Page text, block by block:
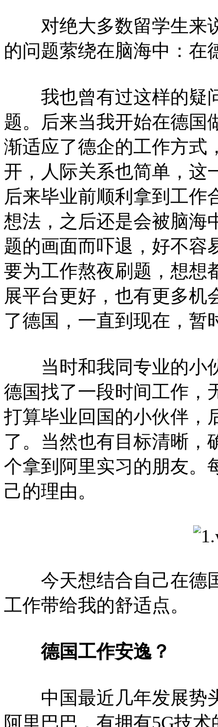
对绝大多数留学生来
的问题萦绕在脑海中：在
我也曾有过这样的疑
题。后来当我开始在德国
渐适应了德企的工作方式
开，人际关系也简单，这
后来毕业前顺利拿到工作
想法，之后还是会被脑海
题的画面而吓退，好不容
要为工作熬夜刷题，想想
展平台更好，也有更多机
了德国，一直到现在，暂
当时和我同专业的小
德国找了一段时间工作，
打算毕业回国的小伙伴，
了。当然也有目标清晰，
个拿到阿里实习的朋友。
己的理由。
今天想结合自己在德
工作带给我的舒适点。
德国工作安逸？
中国最近几年发展势
阿里巴巴，有拥有5G技